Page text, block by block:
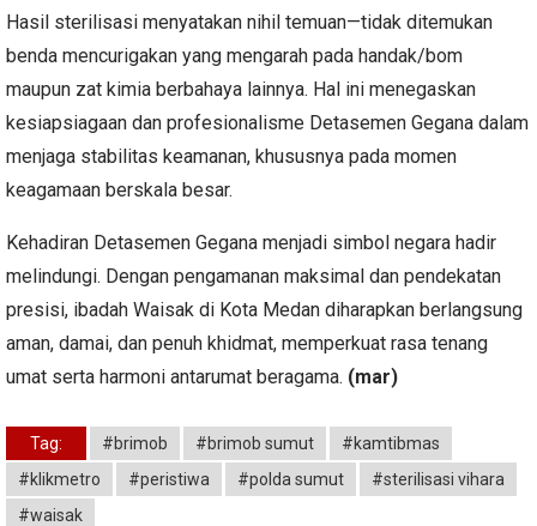
Hasil sterilisasi menyatakan nihil temuan—tidak ditemukan
benda mencurigakan yang mengarah pada handak/bom
maupun zat kimia berbahaya lainnya. Hal ini menegaskan
kesiapsiagaan dan profesionalisme Detasemen Gegana dalam
menjaga stabilitas keamanan, khususnya pada momen
keagamaan berskala besar.
Kehadiran Detasemen Gegana menjadi simbol negara hadir
melindungi. Dengan pengamanan maksimal dan pendekatan
presisi, ibadah Waisak di Kota Medan diharapkan berlangsung
aman, damai, dan penuh khidmat, memperkuat rasa tenang
umat serta harmoni antarumat beragama. (mar)
Tag: #brimob #brimob sumut
#kamtibmas
#klikmetro
#peristiwa #polda sumut
#sterilisasi vihara
#waisak